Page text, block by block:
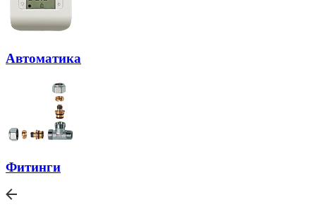
Автоматика
Фитинги